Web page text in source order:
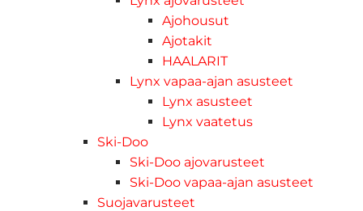
Ajohousut
Ajotakit
HAALARIT
Lynx vapaa-ajan asusteet
Lynx asusteet
Lynx vaatetus
Ski-Doo
Ski-Doo ajovarusteet
Ski-Doo vapaa-ajan asusteet
Suojavarusteet